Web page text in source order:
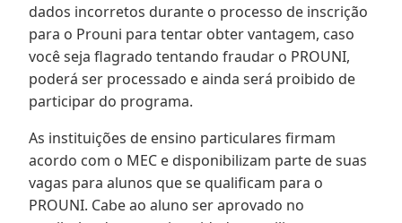
dados incorretos durante o processo de inscrição
para o Prouni para tentar obter vantagem, caso
você seja flagrado tentando fraudar o PROUNI,
poderá ser processado e ainda será proibido de
participar do programa.
As instituições de ensino particulares firmam
acordo com o MEC e disponibilizam parte de suas
vagas para alunos que se qualificam para o
PROUNI. Cabe ao aluno ser aprovado no